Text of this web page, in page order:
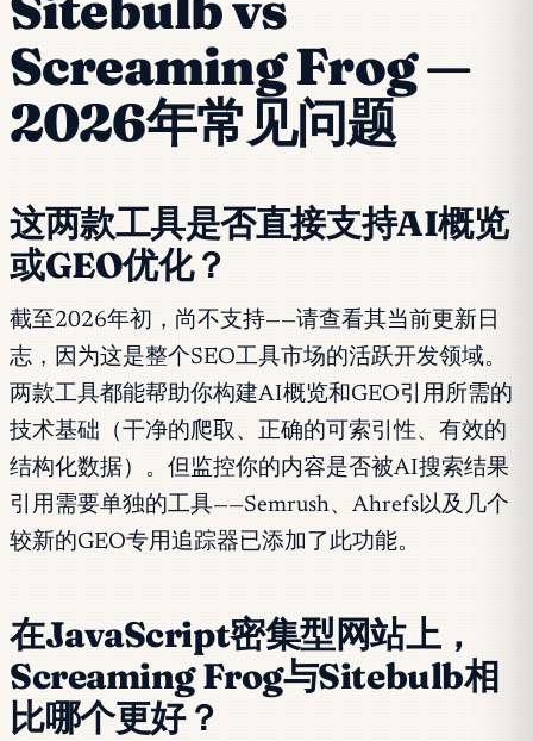
Screaming Frog —
2026年常见问题
这两款工具是否直接支持AI概览
或GEO优化？
截至2026年初，尚不支持——请查看其当前更新日
志，因为这是整个SEO工具市场的活跃开发领域。
两款工具都能帮助你构建AI概览和GEO引用所需的
技术基础（干净的爬取、正确的可索引性、有效的
结构化数据）。但监控你的内容是否被AI搜索结果
引用需要单独的工具——Semrush、Ahrefs以及几个
较新的GEO专用追踪器已添加了此功能。
在JavaScript密集型网站上，
Screaming Frog与Sitebulb相
比哪个更好？